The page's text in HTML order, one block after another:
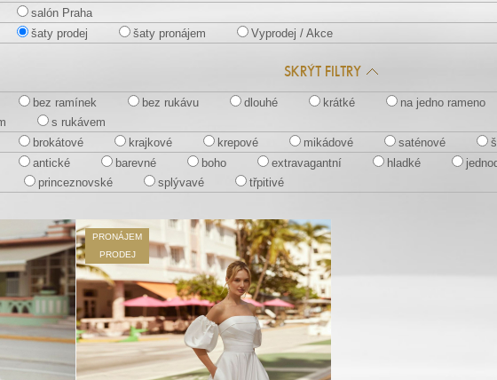
salón Praha
šaty prodej šaty pronájem Vyprodej / Akce
SKRÝT FILTRY
bez ramínek bez rukávu dlouhé krátké na jedno rameno
s rukávem
brokátové krajkové krepové mikádové saténové
antické barevné boho extravagantní hladké
princeznovské splývavé třpitivé
PRONÁJEM
PRODEJ